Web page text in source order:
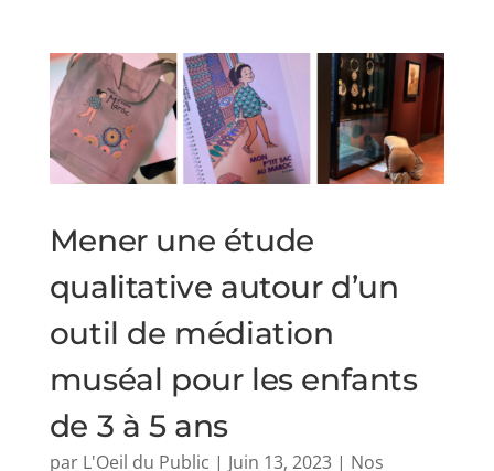
Mener une étude
qualitative autour d’un
outil de médiation
muséal pour les enfants
de 3 à 5 ans
par L'Oeil du Public | Juin 13, 2023| Nos